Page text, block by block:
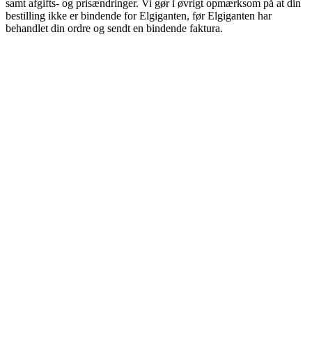
samt afgifts- og prisændringer. Vi gør i øvrigt opmærksom på at din
bestilling ikke er bindende for Elgiganten, før Elgiganten har
behandlet din ordre og sendt en bindende faktura.